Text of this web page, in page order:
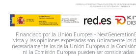
Financiado por la Unión Europea -
vista y las opiniones expresadas son únicamente los
necesariamente los de la Unión Europea o la
ni la Comisión Europea pueden ser consideradas